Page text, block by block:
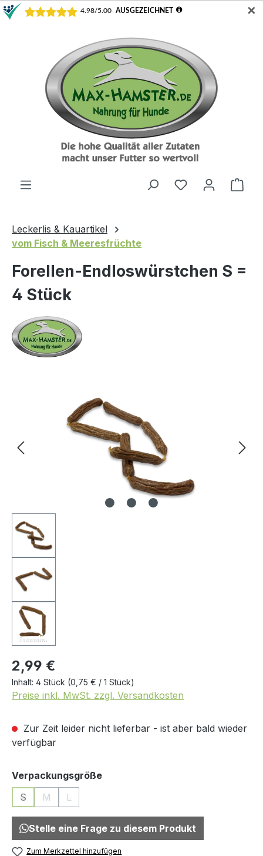
✕
Leckerlis & Kauartikel
vom Fisch & Meeresfrüchte
Forellen-Endloswürstchen S =
4 Stück
2,99 €
Inhalt: 4 Stück (0,75 € / 1 Stück)
Preise inkl. MwSt. zzgl. Versandkosten
Zur Zeit leider nicht lieferbar - ist aber bald wieder
verfügbar
Verpackungsgrößeauswählen
S
(Diese Option ist zurzeit nicht verfügbar.)
M
(Diese Option ist zurzeit nicht verfügbar.)
L
(Diese Option ist zurzeit nicht verfügbar.)
Stelle eine Frage zu diesem Produkt
Zum Merkzettel hinzufügen